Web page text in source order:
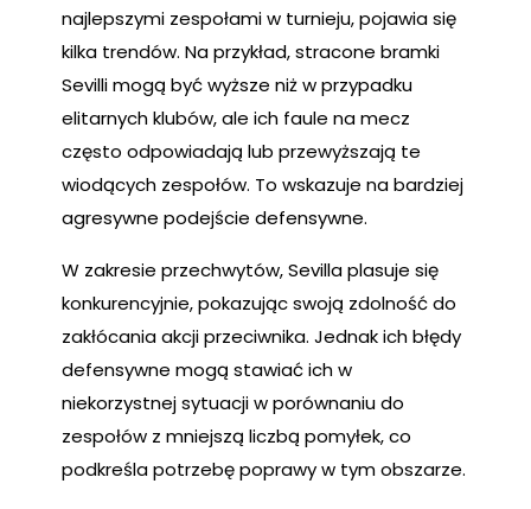
najlepszymi zespołami w turnieju, pojawia się
kilka trendów. Na przykład, stracone bramki
Sevilli mogą być wyższe niż w przypadku
elitarnych klubów, ale ich faule na mecz
często odpowiadają lub przewyższają te
wiodących zespołów. To wskazuje na bardziej
agresywne podejście defensywne.
W zakresie przechwytów, Sevilla plasuje się
konkurencyjnie, pokazując swoją zdolność do
zakłócania akcji przeciwnika. Jednak ich błędy
defensywne mogą stawiać ich w
niekorzystnej sytuacji w porównaniu do
zespołów z mniejszą liczbą pomyłek, co
podkreśla potrzebę poprawy w tym obszarze.